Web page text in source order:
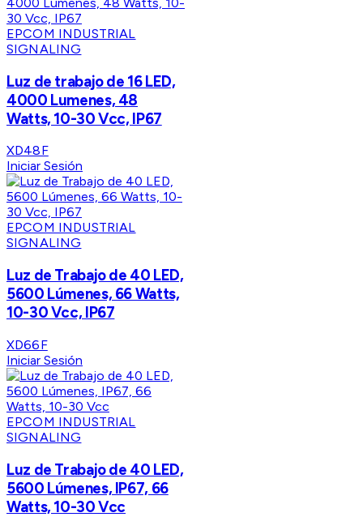
EPCOM INDUSTRIAL
SIGNALING
Luz de trabajo de 16 LED,
4000 Lumenes, 48
Watts, 10-30 Vcc, IP67
XD48F
Iniciar Sesión
EPCOM INDUSTRIAL
SIGNALING
Luz de Trabajo de 40 LED,
5600 Lúmenes, 66 Watts,
10-30 Vcc, IP67
XD66F
Iniciar Sesión
EPCOM INDUSTRIAL
SIGNALING
Luz de Trabajo de 40 LED,
5600 Lúmenes, IP67, 66
Watts, 10-30 Vcc